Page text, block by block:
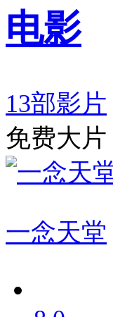
电影
13部影片
免费大片
一念天堂